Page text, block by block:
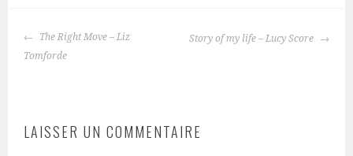
NAVIGATION
The Right Move – Liz
Tomforde
Story of my life – Lucy Score
LAISSER UN COMMENTAIRE